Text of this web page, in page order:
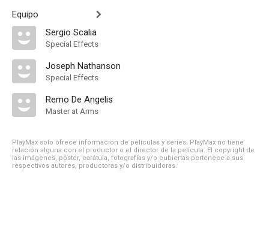
Equipo
Sergio Scalia
Special Effects
Joseph Nathanson
Special Effects
Remo De Angelis
Master at Arms
PlayMax solo ofrece información de películas y series, PlayMax no tiene
relación alguna con el productor o el director de la película. El copyright de
las imágenes, póster, carátula, fotografías y/o cubiertas pertenece a sus
respectivos autores, productoras y/o distribuidoras.